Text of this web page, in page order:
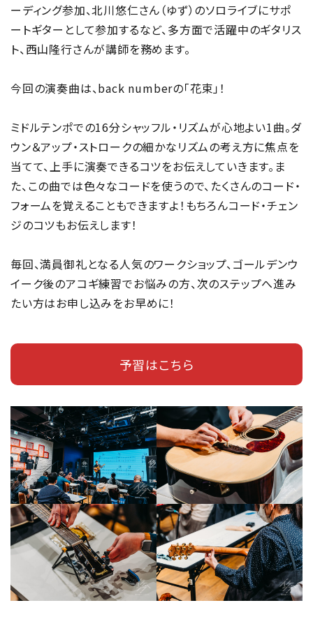
ーディング参加、北川悠仁さん（ゆず）のソロライブにサポ
ートギターとして参加するなど、多方面で活躍中のギタリス
ト、西山隆行さんが講師を務めます。
今回の演奏曲は、back numberの「花束」！
ミドルテンポでの16分シャッフル・リズムが心地よい1曲。ダ
ウン＆アップ・ストロークの細かなリズムの考え方に焦点を
当てて、上手に演奏できるコツをお伝えしていきます。ま
た、この曲では色々なコードを使うので、たくさんのコード・
フォームを覚えることもできますよ！もちろんコード・チェン
ジのコツもお伝えします！
毎回、満員御礼となる人気のワークショップ、ゴールデンウ
イーク後のアコギ練習でお悩みの方、次のステップへ進み
たい方はお申し込みをお早めに！
予習はこちら